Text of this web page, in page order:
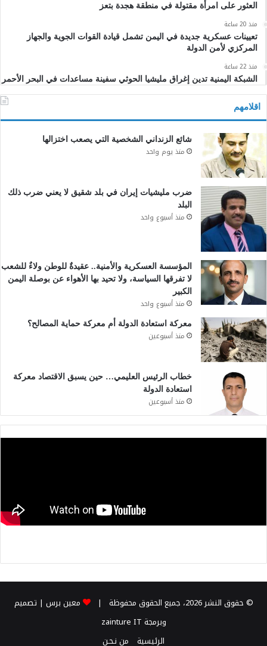
العثور على امرأة مقتولة في منطقة هجدة بتعز
منذ 20 ساعة
تعيينات عسكرية جديدة في اليمن تشمل قيادة القوات الجوية والجهاز
المركزي لأمن الدولة
منذ 22 ساعة
الشبكة اليمنية تدين إغراق مليشيا الحوثي سفينة مساعدات في البحر الأحمر
اقلامهم
شائع الزنداني الشخصية التي يصعب اختزالها
منذ يوم واحد
ضرب مليشيات إيران في بلد شقيق لا يعني ضرب ذلك
البلد
منذ أسبوع واحد
المؤسسة العسكرية والأمنية.. عقيدةٌ للوطن ولاءٌ للشعب
لا تفرقها السياسة، ولا تحيد بها الأهواء عن بوصلة اليمن
الكبير
منذ أسبوع واحد
معركة استعادة الدولة أم معركة حماية المصالح؟
منذ أسبوعين
خطاب الرئيس العليمي… حين يسبق الاقتصاد معركة
استعادة الدولة
منذ أسبوعين
© حقوق النشر 2026، جميع الحقوق محفوظة | معين برس | تصميم
وبرمجة zainture IT
الرئيسية من نـحـن